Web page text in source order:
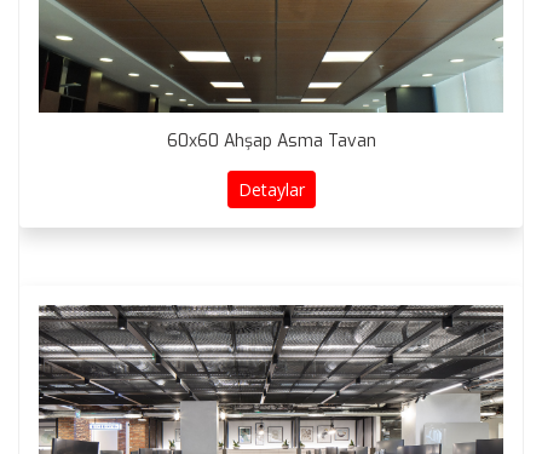
60x60 Ahşap Asma Tavan
Detaylar